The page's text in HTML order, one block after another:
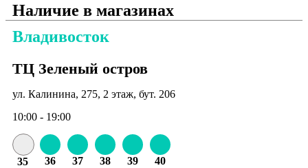
Наличие в магазинах
Владивосток
ТЦ Зеленый остров
ул. Калинина, 275, 2 этаж, бут. 206
10:00 - 19:00
35 36 37 38 39 40